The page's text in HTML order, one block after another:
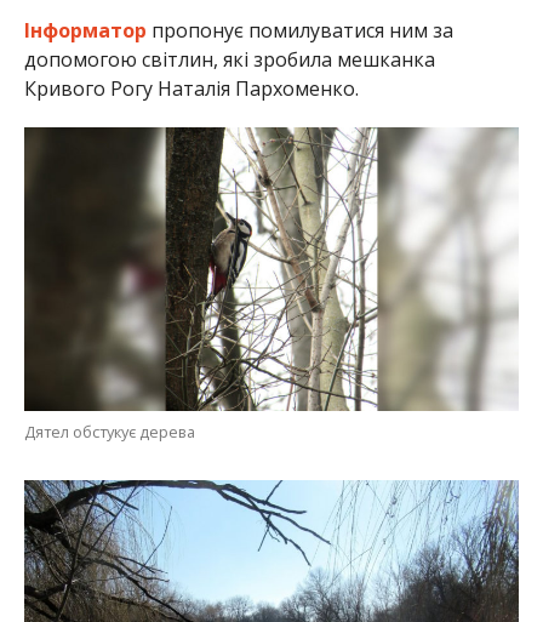
Інформатор пропонує помилуватися ним за
допомогою світлин, які зробила мешканка
Кривого Рогу Наталія Пархоменко.
Дятел обстукує дерева